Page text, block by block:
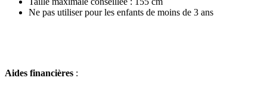
Ne pas utiliser pour les enfants de moins de 3 ans
Aides financières :